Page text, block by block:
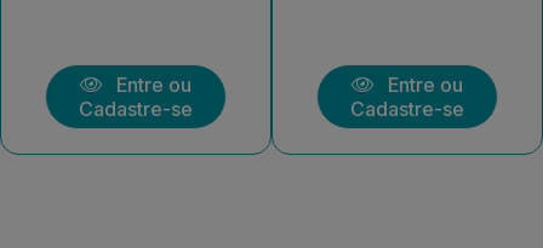
Entre ou
Cadastre-se
Entre ou
Cadastre-se